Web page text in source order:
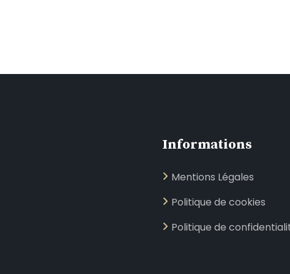
Informations
Mentions Légales
Politique de cookies
Politique de